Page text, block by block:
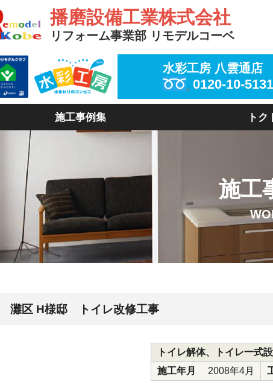
播磨設備工業株式会社
リフォーム事業部 リモデルコーベ
水彩工房 八雲通店
0120-10-5131
施工事例集 ト
施工
灘区 H様邸 トイレ改修工事
トイレ解体、トイレ一式
施工年月
2008年4月